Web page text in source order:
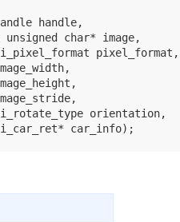
handle,
unsigned char* image,
pixel_format,
orientation,